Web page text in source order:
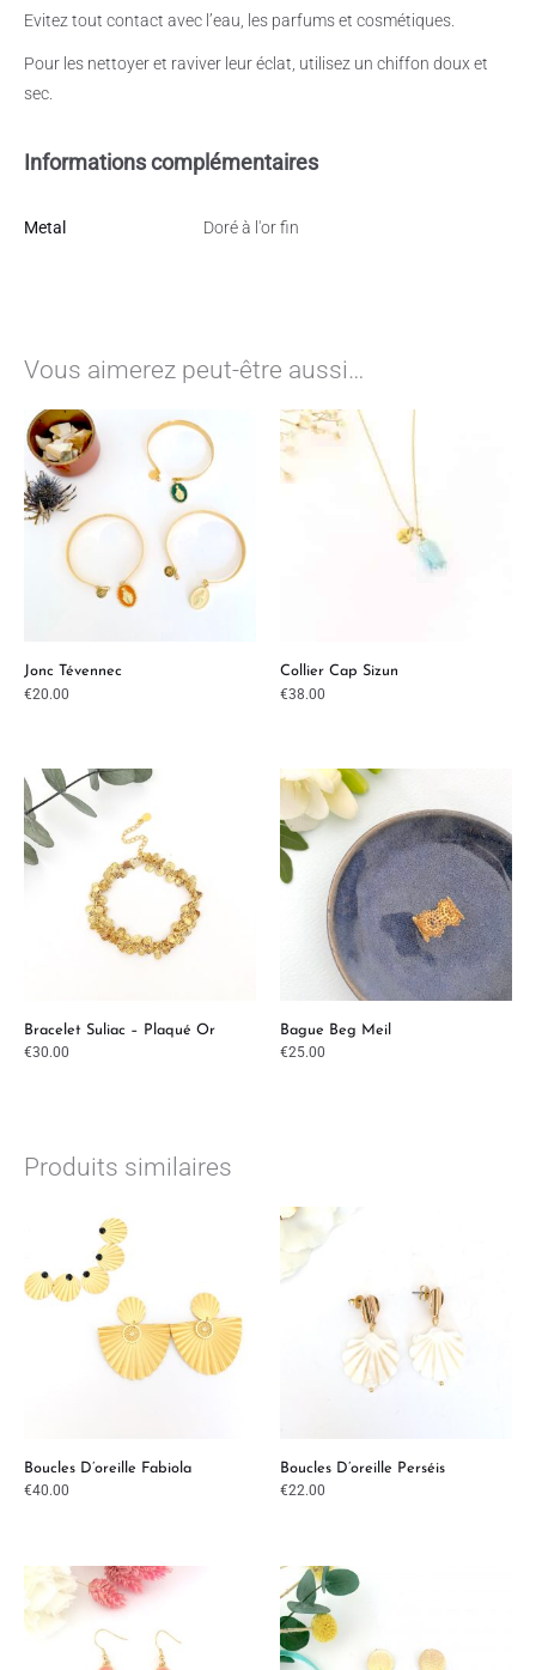
Evitez tout contact avec l’eau, les parfums et cosmétiques.
Pour les nettoyer et raviver leur éclat, utilisez un chiffon doux et
sec.
Informations complémentaires
Metal Doré à l'or fin
Vous aimerez peut-être aussi…
Jonc Tévennec
€20.00
Collier Cap Sizun
€38.00
Bracelet Suliac – Plaqué Or
€30.00
Bague Beg Meil
€25.00
Produits similaires
Boucles D’oreille Fabiola
€40.00
Boucles D’oreille Perséis
€22.00